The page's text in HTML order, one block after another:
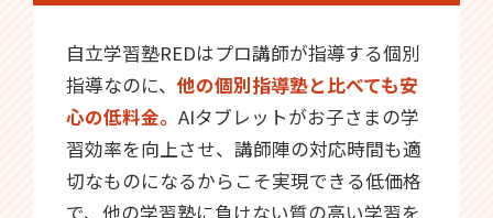
自立学習塾REDはプロ講師が指導する個別
指導なのに、 他の個別指導塾と比べても安
心の低料金。 AIタブレットがお子さまの学
習効率を向上させ、講師陣の対応時間も適
切なものになるからこそ実現できる低価格